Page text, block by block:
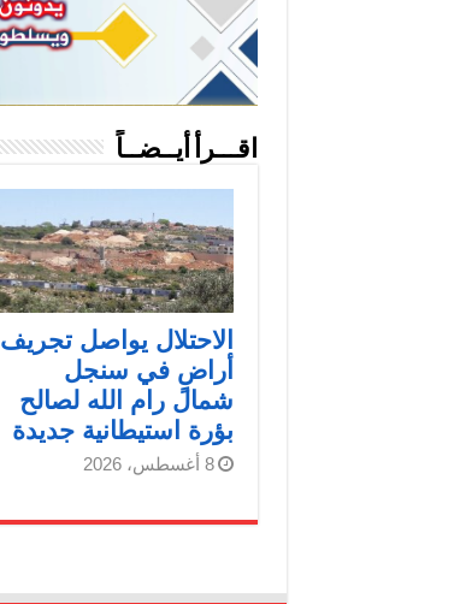
اقـــرأ أيــضــاً
الاحتلال يواصل تجريف
أراضٍ في سنجل
شمال رام الله لصالح
بؤرة استيطانية جديدة
8 أغسطس، 2026